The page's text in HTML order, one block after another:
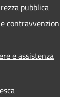
pubblica
e assistenza